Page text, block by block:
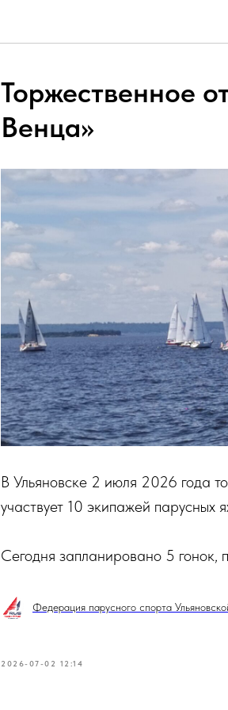
Торжественное
Венца»
В Ульяновске 2 июля 2026 года
участвует 10 экипажей парусных
Сегодня запланировано 5 гонок,
Федерация парусного спорта
2026-07-02 12:14